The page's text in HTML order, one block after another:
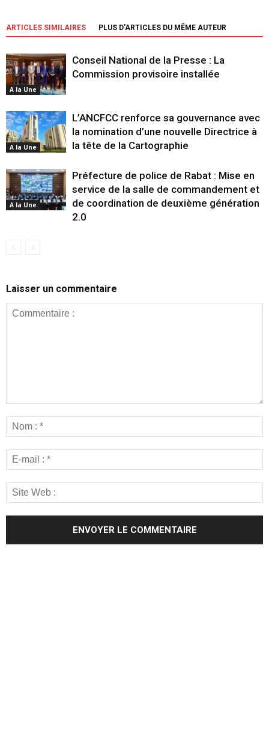
ARTICLES SIMILAIRES PLUS D'ARTICLES DU MÊME AUTEUR
A la Une
Conseil National de la Presse : La
Commission provisoire installée
A la Une
L’ANCFCC renforce sa gouvernance avec
la nomination d’une nouvelle Directrice à
la tête de la Cartographie
A la Une
Préfecture de police de Rabat : Mise en
service de la salle de commandement et
de coordination de deuxième génération
2.0
Laisser un commentaire